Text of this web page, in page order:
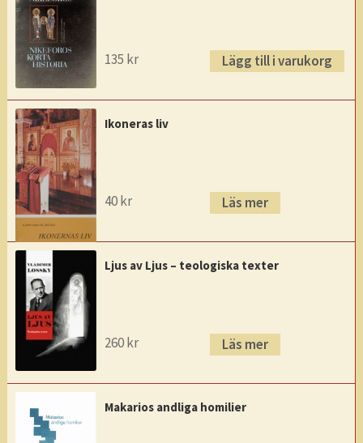
135 kr Lägg till i varukorg
Ikoneras liv
40kr Läs mer
Ljus av Ljus – teologiska texter
260kr Läs mer
Makarios andliga homilier